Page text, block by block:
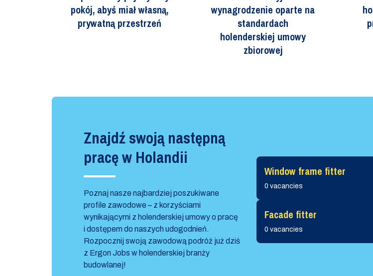
pokój, abyś miał własną,
prywatną przestrzeń
wynagrodzenie oparte na
standardach
holenderskiej umowy
zbiorowej
Znajdź swoją następną
pracę w Holandii
Poznaj nasze najbardziej poszukiwane
profile zawodowe – z korzyściami
wynikającymi z holenderskiej umowy o pracę
i dostępem do naszych udogodnień.
Rozpocznij swoją zawodową podróż już dziś
z Ergon Jobs w holenderskiej branży
budowlanej!
Window frame fitter
0 vacancies
Facade fitter
0 vacancies